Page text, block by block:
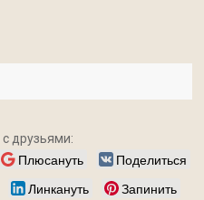
друзьями:
Плюсануть
Поделиться
Линкануть Запинить